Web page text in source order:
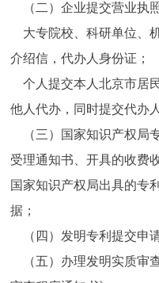
（二）企业提交营业执
大专院校、科研单位、
介绍信，代办人身份证；
个人提交本人北京市居
他人代办，同时提交代办
（三）国家知识产权局
受理通知书、开具的收费
国家知识产权局出具的专
据；
（四）发明专利提交申
（五）办理发明实质审